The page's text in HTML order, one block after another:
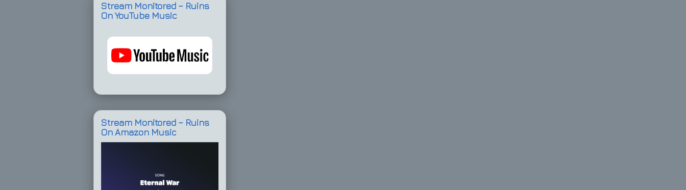
Stream Monitored – Ruins
On YouTube Music
Stream Monitored – Ruins
On Amazon Music